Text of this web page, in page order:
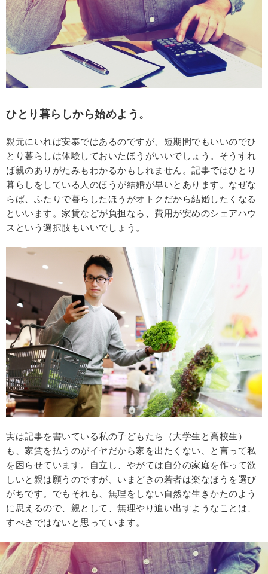
ひとり暮らしから始めよう。
親元にいれば安泰ではあるのですが、短期間でもいいのでひ
とり暮らしは体験しておいたほうがいいでしょう。そうすれ
ば親のありがたみもわかるかもしれません。記事ではひとり
暮らしをしている人のほうが結婚が早いとあります。なぜな
らば、ふたりで暮らしたほうがオトクだから結婚したくなる
といいます。家賃などが負担なら、費用が安めのシェアハウ
スという選択肢もいいでしょう。
実は記事を書いている私の子どもたち（大学生と高校生）
も、家賃を払うのがイヤだから家を出たくない、と言って私
を困らせています。自立し、やがては自分の家庭を作って欲
しいと親は願うのですが、いまどきの若者は楽なほうを選び
がちです。でもそれも、無理をしない自然な生きかたのよう
に思えるので、親として、無理やり追い出すようなことは、
すべきではないと思っています。